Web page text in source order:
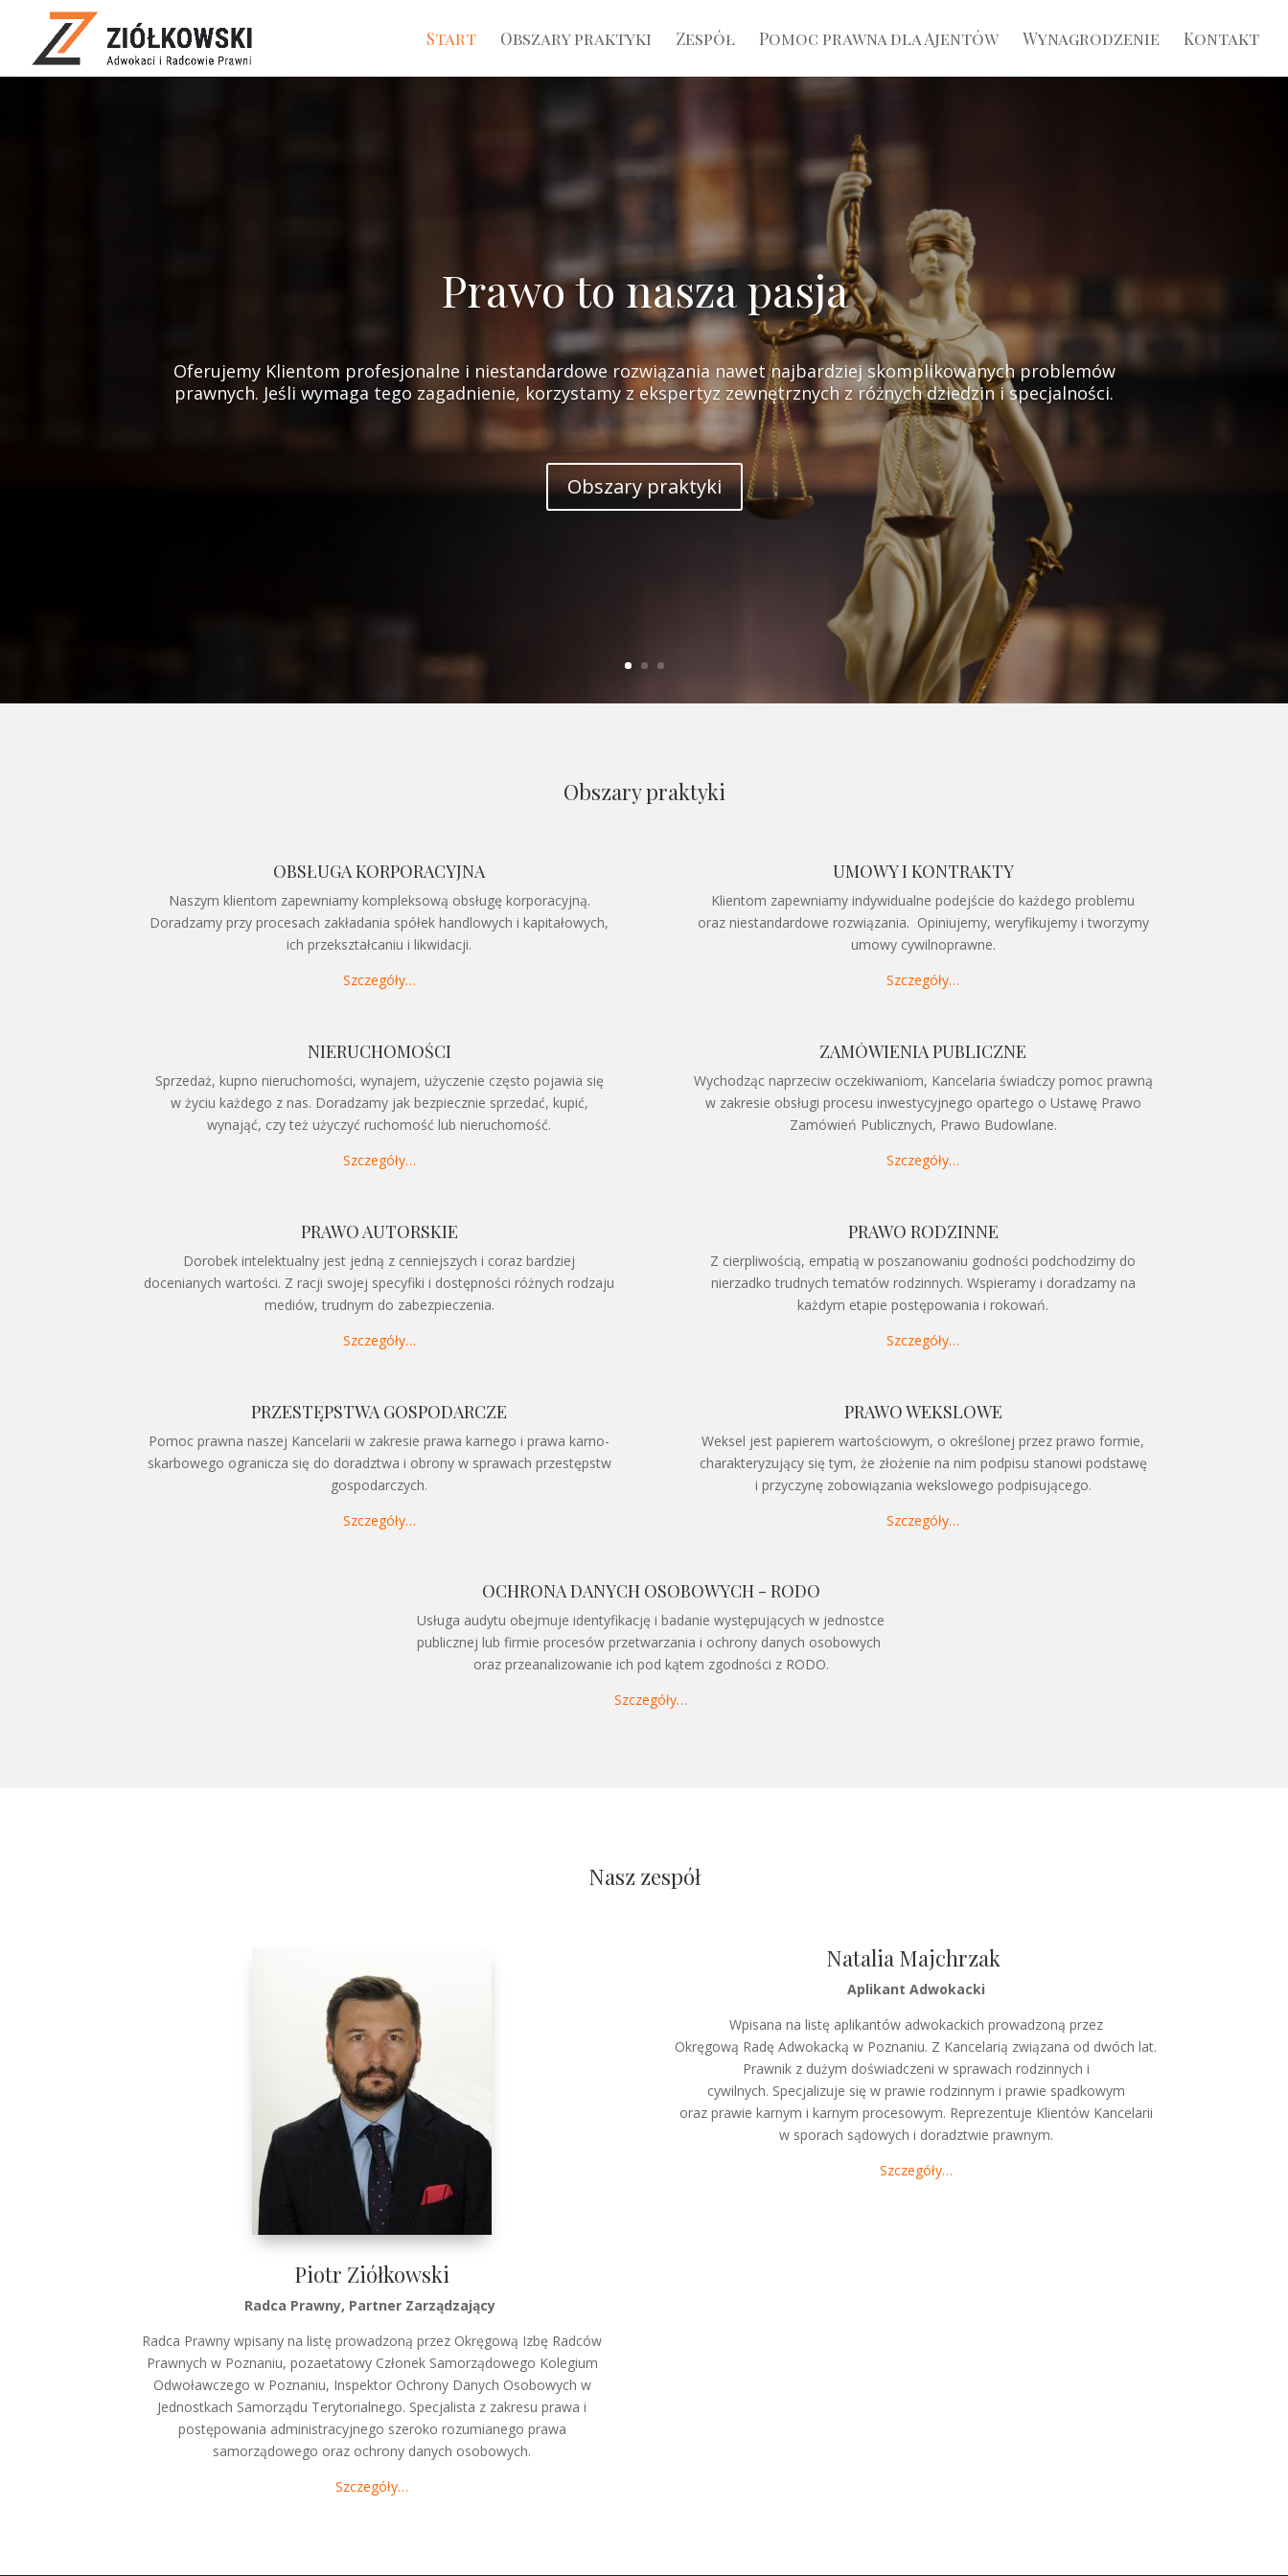
Start Obszary praktyki Zespół Pomoc prawna dla Ajentów Wynagrodzenie Kontakt
Prawo to nasza pasja
Oferujemy Klientom profesjonalne i niestandardowe rozwiązania nawet najbardziej skomplikowanych problemów
prawnych. Jeśli wymaga tego zagadnienie, korzystamy z ekspertyz zewnętrznych z różnych dziedzin i specjalności.
Obszary praktyki
w języku polskim, angielskim
i niemieckim.
Obszary praktyki
OBSŁUGA KORPORACYJNA
Naszym klientom zapewniamy kompleksową obsługę korporacyjną.
Doradzamy przy procesach zakładania spółek handlowych i kapitałowych,
ich przekształcaniu i likwidacji.
Szczegóły…
UMOWY I KONTRAKTY
Klientom zapewniamy indywidualne podejście do każdego problemu
oraz niestandardowe rozwiązania. Opiniujemy, weryfikujemy i tworzymy
umowy cywilnoprawne.
Szczegóły…
NIERUCHOMOŚCI
Sprzedaż, kupno nieruchomości, wynajem, użyczenie często pojawia się
w życiu każdego z nas. Doradzamy jak bezpiecznie sprzedać, kupić,
wynająć, czy też użyczyć ruchomość lub nieruchomość.
Szczegóły…
ZAMÓWIENIA PUBLICZNE
Wychodząc naprzeciw oczekiwaniom, Kancelaria świadczy pomoc prawną
w zakresie obsługi procesu inwestycyjnego opartego o Ustawę Prawo
Zamówień Publicznych, Prawo Budowlane.
Szczegóły…
PRAWO AUTORSKIE
Dorobek intelektualny jest jedną z cenniejszych i coraz bardziej
docenianych wartości. Z racji swojej specyfiki i dostępności różnych rodzaju
mediów, trudnym do zabezpieczenia.
Szczegóły…
PRAWO RODZINNE
Z cierpliwością, empatią w poszanowaniu godności podchodzimy do
nierzadko trudnych tematów rodzinnych. Wspieramy i doradzamy na
każdym etapie postępowania i rokowań.
Szczegóły…
PRZESTĘPSTWA GOSPODARCZE
Pomoc prawna naszej Kancelarii w zakresie prawa karnego i prawa karno-
skarbowego ogranicza się do doradztwa i obrony w sprawach przestępstw
gospodarczych.
Szczegóły…
PRAWO WEKSLOWE
Weksel jest papierem wartościowym, o określonej przez prawo formie,
charakteryzujący się tym, że złożenie na nim podpisu stanowi podstawę
i przyczynę zobowiązania wekslowego podpisującego.
Szczegóły…
OCHRONA DANYCH OSOBOWYCH - RODO
Usługa audytu obejmuje identyfikację i badanie występujących w jednostce
publicznej lub firmie procesów przetwarzania i ochrony danych osobowych
oraz przeanalizowanie ich pod kątem zgodności z RODO.
Szczegóły…
Nasz zespół
Piotr Ziółkowski
Radca Prawny, Partner Zarządzający
Radca Prawny wpisany na listę prowadzoną przez Okręgową Izbę Radców
Prawnych w Poznaniu, pozaetatowy Członek Samorządowego Kolegium
Odwoławczego w Poznaniu, Inspektor Ochrony Danych Osobowych w
Jednostkach Samorządu Terytorialnego. Specjalista z zakresu prawa i
postępowania administracyjnego szeroko rozumianego prawa
samorządowego oraz ochrony danych osobowych.
Szczegóły…
Natalia Majchrzak
Aplikant Adwokacki
Wpisana na listę aplikantów adwokackich prowadzoną przez
Okręgową Radę Adwokacką w Poznaniu. Z Kancelarią związana od dwóch lat.
Prawnik z dużym doświadczeni w sprawach rodzinnych i
cywilnych. Specjalizuje się w prawie rodzinnym i prawie spadkowym
oraz prawie karnym i karnym procesowym. Reprezentuje Klientów Kancelarii
w sporach sądowych i doradztwie prawnym.
Szczegóły…